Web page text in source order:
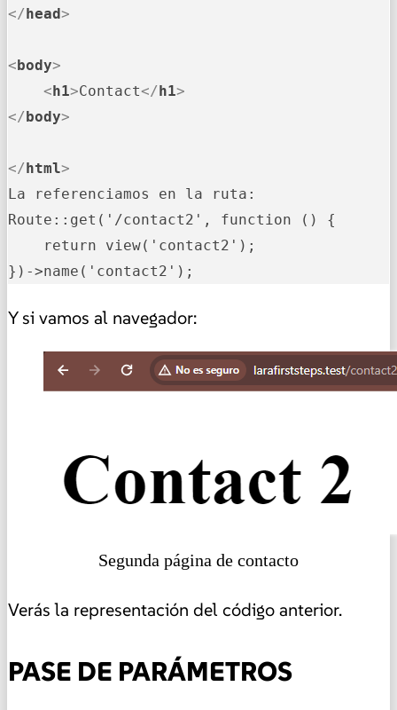
</ head>
< body>
< h1>Contact</ h1>
</ body>
</ html>
La referenciamos en la ruta:
Route::get('/contact2', function () {
return view('contact2');
})->name('contact2');
Y si vamos al navegador:
Segunda página de contacto
Verás la representación del código anterior.
PASE DE PARÁMETROS